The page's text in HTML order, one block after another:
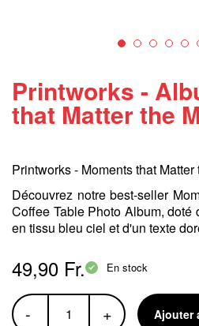
Printworks -
that Matter the
Printworks - Moments that Matter
Découvrez notre best-seller
Coffee Table Photo Album, doté
en tissu bleu ciel et d'un texte
49,90 Fr. En stock
- + Ajouter